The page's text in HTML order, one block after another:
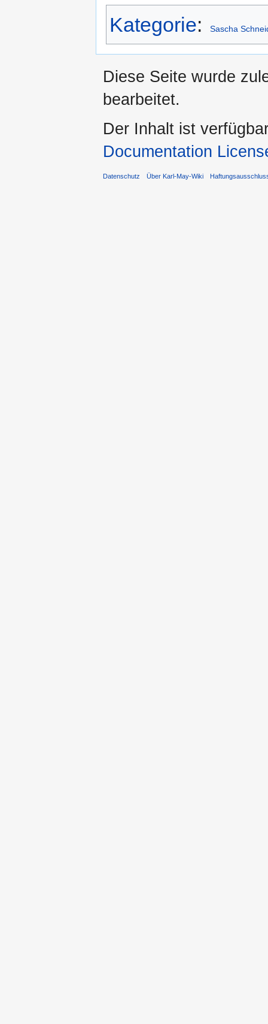
Kategorie: Sascha
Diese Seite wurde
bearbeitet.
Der Inhalt ist
Documentation
Datenschutz Über Karl-May-Wiki